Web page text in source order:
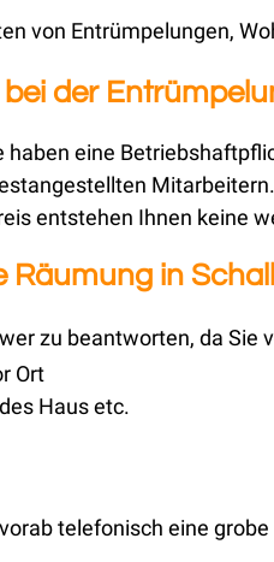
von Entrümpelungen,
der
haben eine
Mitarbeitern.
entstehen Ihnen keine
Räumung in
zu beantworten, da Sie
Ort
Haus etc.
telefonisch eine